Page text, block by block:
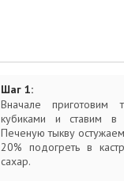
Шаг 1:
Вначале
кубиками и ставим
Печеную тыкву
20% подогреть в
сахар.